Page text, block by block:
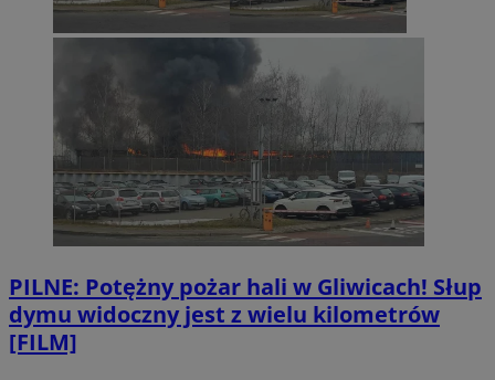
PILNE: Potężny pożar hali w Gliwicach! Słup
dymu widoczny jest z wielu kilometrów
[FILM]